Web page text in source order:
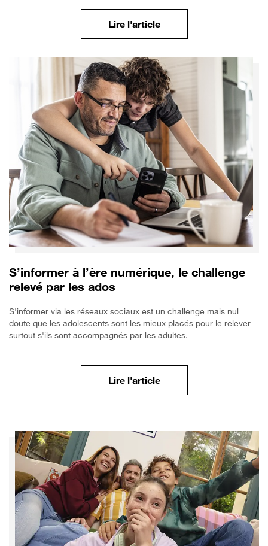
Lire l'article
S’informer à l’ère numérique, le challenge
relevé par les ados
S'informer via les réseaux sociaux est un challenge mais nul
doute que les adolescents sont les mieux placés pour le relever
surtout s'ils sont accompagnés par les adultes.
Lire l'articleAccompagner son ado